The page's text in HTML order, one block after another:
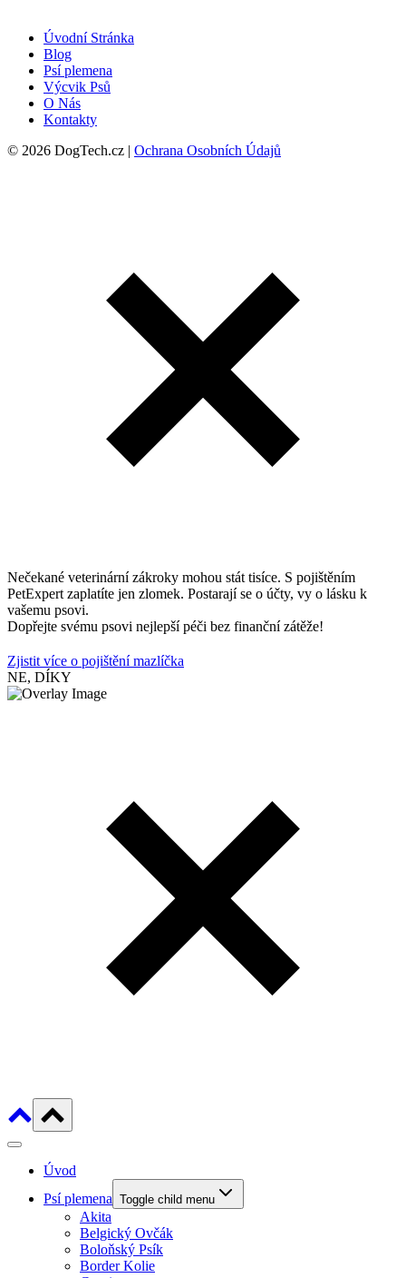
Úvodní Stránka
Blog
Psí plemena
Výcvik Psů
O Nás
Kontakty
© 2026 DogTech.cz | Ochrana Osobních Údajů
Nečekané veterinární zákroky mohou stát tisíce. S pojištěním
PetExpert zaplatíte jen zlomek. Postarají se o účty, vy o lásku k
vašemu psovi.
Dopřejte svému psovi nejlepší péči bez finanční zátěže!
Zjistit více o pojištění mazlíčka
NE, DÍKY
Úvod
Psí plemena Toggle child menu
Akita
Belgický Ovčák
Boloňský Psík
Border Kolie